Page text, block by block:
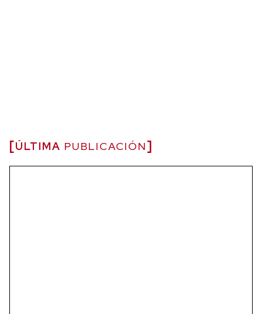
ÚLTIMA PUBLICACIÓN